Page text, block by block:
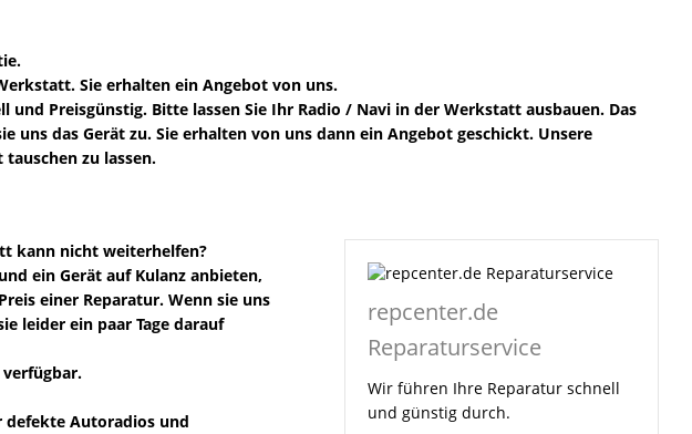
Sie erhalten ein Angebot von uns.
Preisgünstig. Bitte lassen Sie Ihr Radio / Navi in der Werkstatt ausbauen. Das
uns das Gerät zu. Sie erhalten von uns dann ein Angebot geschickt. Unsere
zu lassen.
repcenter.de
Reparaturservice
Wir führen Ihre Reparatur schnell
und günstig durch.
kann nicht weiterhelfen?
ein Gerät auf Kulanz anbieten,
einer Reparatur. Wenn sie uns
leider ein paar Tage darauf
verfügbar.
defekte Autoradios und